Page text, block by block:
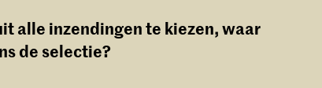
alle inzendingen te kiezen, waar
de selectie?